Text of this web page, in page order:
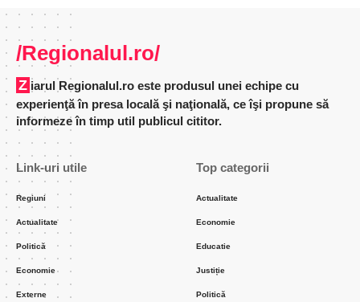
/Regionalul.ro/
Ziarul Regionalul.ro este produsul unei echipe cu
experienţă în presa locală şi naţională, ce îşi propune să
informeze în timp util publicul cititor.
Link-uri utile
Regiuni
Actualitate
Politică
Economie
Externe
Top categorii
Actualitate
Economie
Educatie
Justiție
Politică